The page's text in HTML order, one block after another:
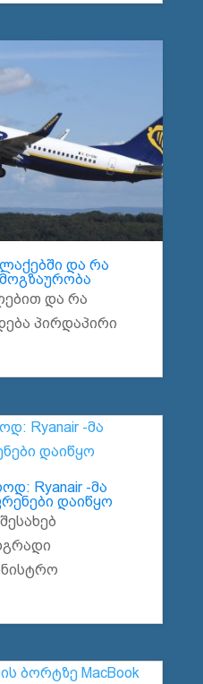
და რა
და რა
პირდაპირი
Ryanair -მა
დაიწყო